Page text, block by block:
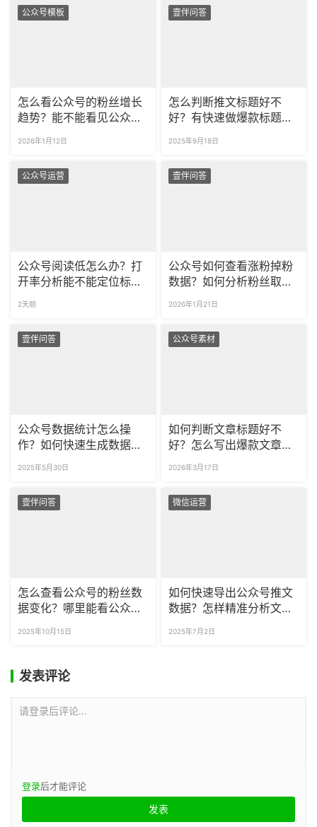
公众号模板
怎么看公众号的粉丝增长
趋势？能不能看见公众号
2026年1月12日
壹伴问答
怎么判断推文标题好不
好？有快速做爆款标题的
2025年9月18日
公众号运营
公众号阅读低怎么办？打
开率分析能不能定位标题
2天前
壹伴问答
公众号如何查看涨粉掉粉
数据？如何分析粉丝取关
2026年1月21日
壹伴问答
公众号数据统计怎么操
作？如何快速生成数据报
2025年5月30日
公众号素材
如何判断文章标题好不
好？怎么写出爆款文章标
2026年3月17日
壹伴问答
怎么查看公众号的粉丝数
据变化？哪里能看公众号
2025年10月15日
微信运营
如何快速导出公众号推文
数据？怎样精准分析文章
2025年7月2日
发表评论
请登录后评论...
登录后才能评论